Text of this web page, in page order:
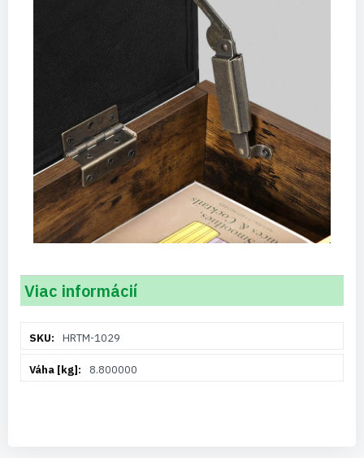
Viac informácií
informáciíHRTM-1029
8.800000